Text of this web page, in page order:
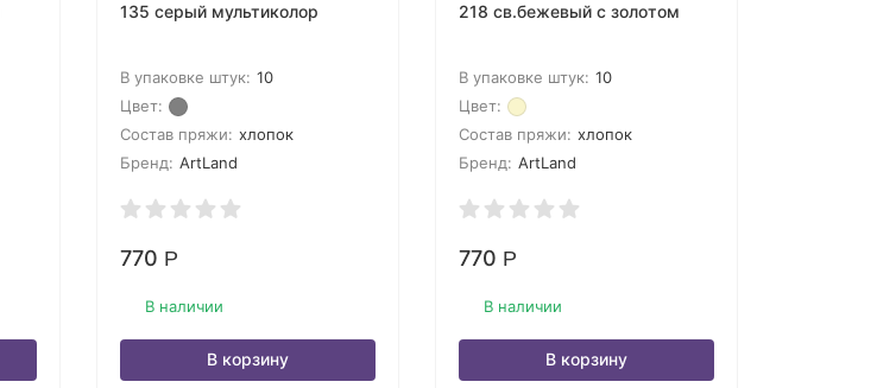
135 серый мультиколор
В упаковке штук: 10
Цвет:
Состав пряжи: хлопок
Бренд: ArtLand
770 Р
В наличии
В корзину
218 св.бежевый с золотом
В упаковке штук: 10
Цвет:
Состав пряжи: хлопок
Бренд: ArtLand
770 Р
В наличии
В корзину